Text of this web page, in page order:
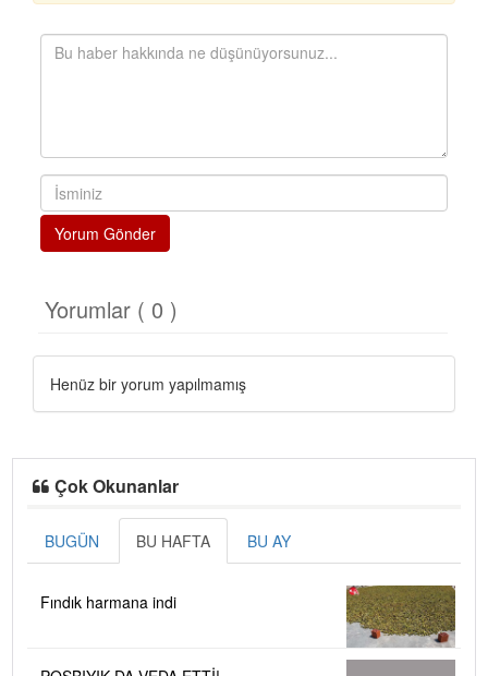
Yorum Gönder
Yorumlar ( 0 )
Henüz bir yorum yapılmamış
Çok Okunanlar
BUGÜN BU HAFTA BU AY
Fındık harmana indi